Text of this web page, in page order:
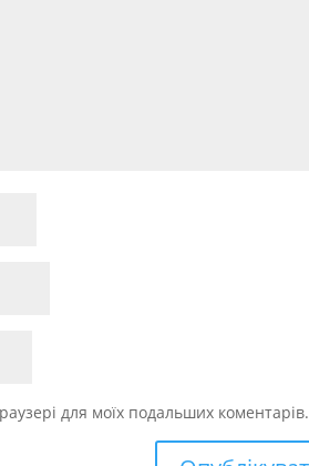
для моїх подальших коментарів.